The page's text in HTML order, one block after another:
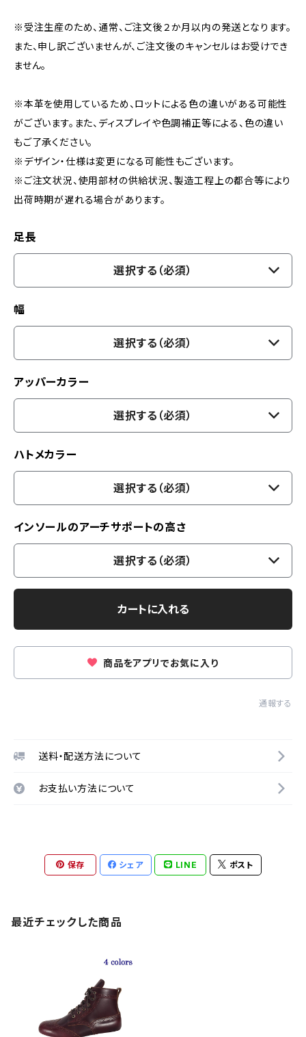
※受注生産のため、通常、ご注文後２か月以内の発送となります。
また、申し訳ございませんが、ご注文後のキャンセルはお受けでき
ません。
※本革を使用しているため、ロットによる色の違いがある可能性
がございます。また、ディスプレイや色調補正等による、色の違い
もご了承ください。
※デザイン・仕様は変更になる可能性もございます。
※ご注文状況、使用部材の供給状況、製造工程上の都合等により
出荷時期が遅れる場合があります。
足長
選択する（必須）
幅
選択する（必須）
アッパーカラー
選択する（必須）
ハトメカラー
選択する（必須）
インソールのアーチサポートの高さ
選択する（必須）
カートに入れる
商品をアプリでお気に入り
通報する
送料・配送方法について
お支払い方法について
保存 シェア LINE ポスト
最近チェックした商品